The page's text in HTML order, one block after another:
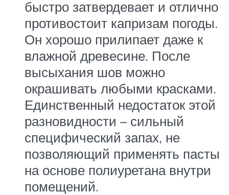
быстро затвердевает и отлично
противостоит капризам погоды.
Он хорошо прилипает даже к
влажной древесине. После
высыхания шов можно
окрашивать любыми красками.
Единственный недостаток этой
разновидности – сильный
специфический запах, не
позволяющий применять пасты
на основе полиуретана внутри
помещений.